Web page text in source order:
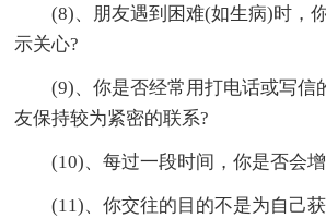
(8)、朋友遇到困难(如生病)时，
示关心?
(9)、你是否经常用打电话或写信
友保持较为紧密的联系?
(10)、每过一段时间，你是否会
(11)、你交往的目的不是为自己